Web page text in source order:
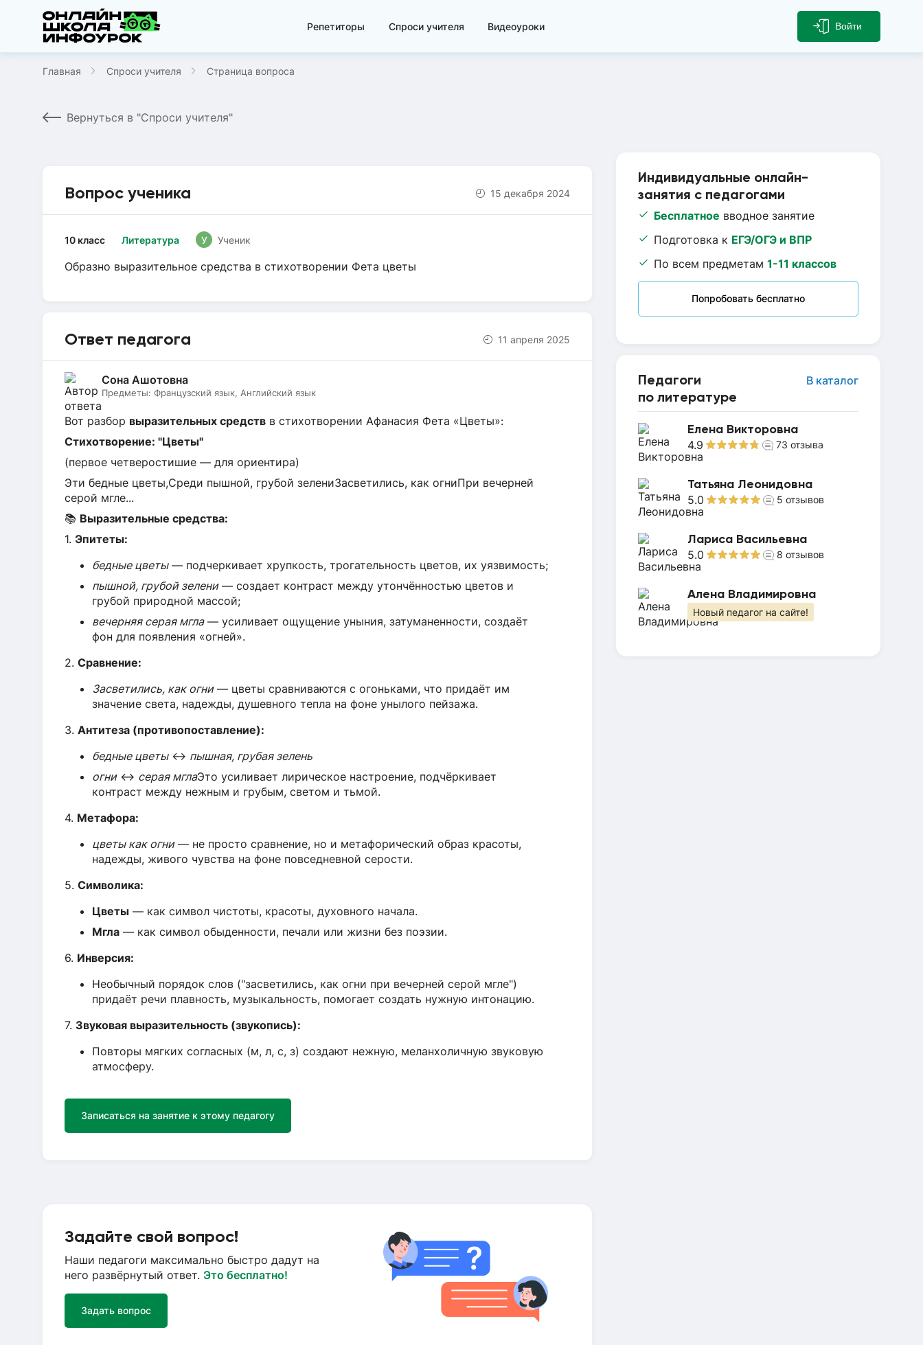
Репетиторы Спроси учителя Видеоуроки Войти
Главная Спроси учителя Страница вопроса
Вернуться в "Спроси учителя"
Индивидуальные онлайн-
занятия с педагогами
Бесплатное вводное занятие
Подготовка к ЕГЭ/ОГЭ и ВПР
По всем предметам 1-11 классов
Попробовать бесплатно
Педагоги
по литературе
В каталог
Елена Викторовна
4.9 73 отзыва
Татьяна Леонидовна
5.0 5 отзывов
Лариса Васильевна
5.0 8 отзывов
Алена Владимировна
Новый педагог на сайте!
Вопрос ученика 15 декабря 2024
Литература
10 класс У Ученик
Образно выразительное средства в стихотворении Фета цветы
Ответ педагога 11 апреля 2025
Сона Ашотовна
Предметы: Французский язык, Английский язык
Вот разбор выразительных средств в стихотворении Афанасия Фета «Цветы»:
Стихотворение: "Цветы"
(первое четверостишие — для ориентира)
Эти бедные цветы,Среди пышной, грубой зелениЗасветились, как огниПри вечерней
серой мгле...
📚 Выразительные средства:
1. Эпитеты:
бедные цветы— подчеркивает хрупкость, трогательность цветов, их уязвимость;
пышной, грубой зелени— создает контраст между утончённостью цветов и
грубой природной массой;
вечерняя серая мгла— усиливает ощущение уныния, затуманенности, создаёт
фон для появления «огней».
2. Сравнение:
Засветились, как огни— цветы сравниваются с огоньками, что придаёт им
значение света, надежды, душевного тепла на фоне унылого пейзажа.
3. Антитеза (противопоставление):
бедные цветы↔ пышная, грубая зелень
огни↔ серая мглаЭто усиливает лирическое настроение, подчёркивает
контраст между нежным и грубым, светом и тьмой.
4. Метафора:
цветы как огни— не просто сравнение, но и метафорический образ красоты,
надежды, живого чувства на фоне повседневной серости.
5. Символика:
Цветы — как символ чистоты, красоты, духовного начала.
Мгла — как символ обыденности, печали или жизни без поэзии.
6. Инверсия:
Необычный порядок слов ("засветились, как огни при вечерней серой мгле")
придаёт речи плавность, музыкальность, помогает создать нужную интонацию.
7. Звуковая выразительность (звукопись):
Повторы мягких согласных (м, л, с, з) создают нежную, меланхоличную звуковую
атмосферу.
Записаться на занятие к этому педагогу
Задайте свой вопрос!
Наши педагоги максимально быстро дадут на
него развёрнутый ответ. Это бесплатно!
Задать вопрос